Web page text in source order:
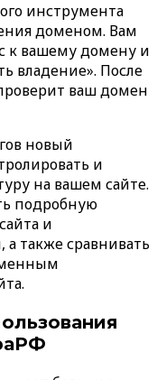
инструмента
доменом. Вам
к вашему домену и
владение». После
ваш домен
новый
и
на вашем сайте.
подробную
и
также сравнивать